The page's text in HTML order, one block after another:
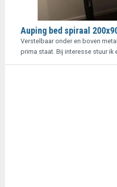
Auping bed spiraal
Verstelbaar onder en boven
prima staat. Bij interesse stuur ik